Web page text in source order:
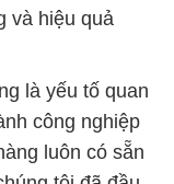
luôn có sẵn
tôi đã đầu
và lưu kho. Hệ
đảm bảo rằng
mọi đơn đặt
hay khả năng